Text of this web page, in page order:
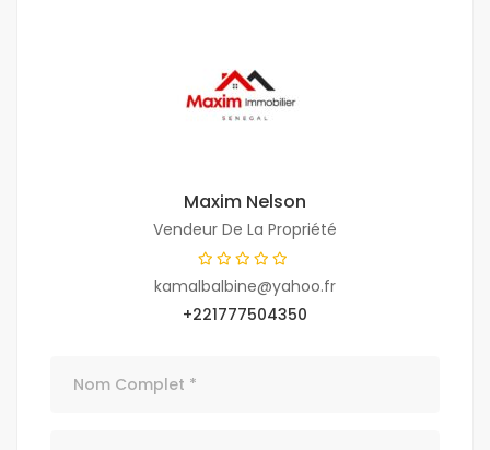
Maxim Nelson
Vendeur De La Propriété
kamalbalbine@yahoo.fr
+221777504350